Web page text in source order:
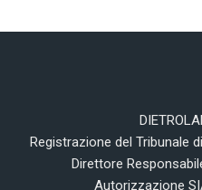
Registrazione del Tribunale
Direttore
Autorizzazione